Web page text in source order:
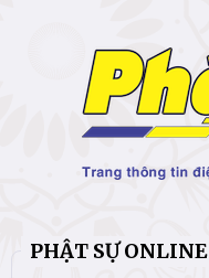
PHẬT SỰ ONLINE